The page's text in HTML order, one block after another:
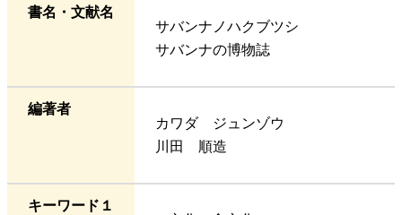
書名・文献名
サバンナノハクブツシ
サバンナの博物誌
編著者
カワダ ジュンゾウ
川田 順造
キーワード１